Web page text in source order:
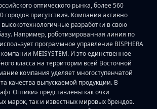
оптического рынка, более 560
городов присутствия. Компания активно
разработки в свою
Например, роботизированная линия по
программное управление BISPHERA
MEISYSTEM. И это единственное
класса на территории всей Восточной
компания уделяет многоступенчатой
качества выпускаемой продукции. В
Оптики» представлены как очки
марок, так и известных мировых брендов.